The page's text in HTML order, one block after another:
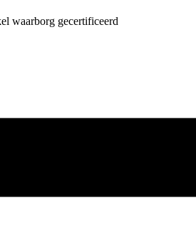
waarborg gecertificeerd